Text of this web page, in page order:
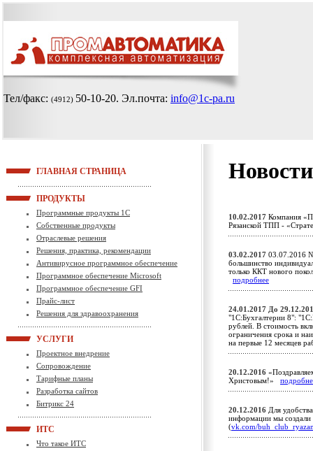
Тел/факс: (4912) 50-10-20. Эл.почта: info@1c-pa.ru
ГЛАВНАЯ СТРАНИЦА
ПРОДУКТЫ
Программные продукты 1С
Собственные продукты
Отраслевые решения
Решения, практика, рекомендации
Антивирусное программное обеспечение
Программное обеспечение Microsoft
Программное обеспечение GFI
Прайс-лист
Решения для здравоохранения
УСЛУГИ
Проектное внедрение
Сопровождение
Тарифные планы
Разработка сайтов
Битрикс 24
ИТС
Что такое ИТС
10.02.2017 Компания
Рязанской ТПП -
03.02.2017 03.07.2016
большинство
только ККТ нового
подробнее
24.01.2017 До
"1С:Бухгалтерии 8":
рублей. В стоимость
ограничения срока и
на первые 12 месяцев
20.12.2016
Христовым!»
20.12.2016 Для
информации мы создали
(vk.com/